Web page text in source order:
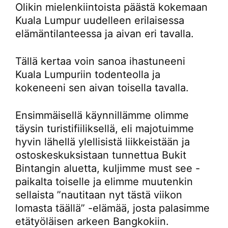
Olikin mielenkiintoista päästä kokemaan
Kuala Lumpur uudelleen erilaisessa
elämäntilanteessa ja aivan eri tavalla.
Tällä kertaa voin sanoa ihastuneeni
Kuala Lumpuriin todenteolla ja
kokeneeni sen aivan toisella tavalla.
Ensimmäisellä käynnillämme olimme
täysin turistifiiliksellä, eli majotuimme
hyvin lähellä ylellisistä liikkeistään ja
ostoskeskuksistaan tunnettua Bukit
Bintangin aluetta, kuljimme must see -
paikalta toiselle ja elimme muutenkin
sellaista ”nautitaan nyt tästä viikon
lomasta täällä” -elämää, josta palasimme
etätyöläisen arkeen Bangkokiin.